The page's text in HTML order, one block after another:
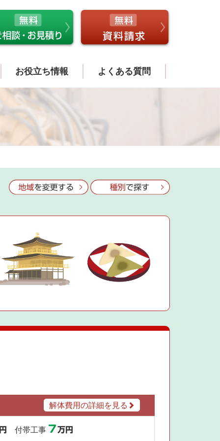
お役立ち情報 よくある質問
解体費用の詳細を見る
付帯工事 7万円